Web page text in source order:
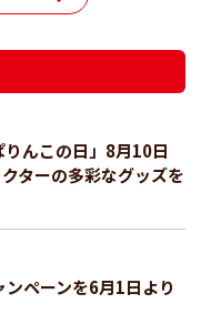
んこの日」8月10日
ターの多彩なグッズを
ペーンを6月1日より